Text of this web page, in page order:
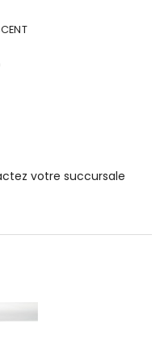
votre succursale